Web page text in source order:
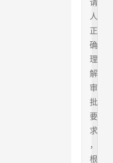
请
人
正
确
理
解
审
批
要
求
，
根